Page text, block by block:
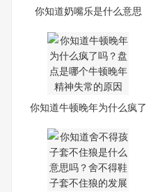
你知道奶嘴乐是什么意思
你知道牛顿晚年为什么疯了